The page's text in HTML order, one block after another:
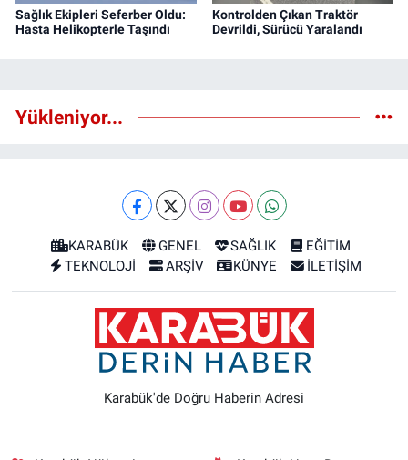
Sağlık Ekipleri Seferber Oldu:
Hasta Helikopterle Taşındı
Kontrolden Çıkan Traktör
Devrildi, Sürücü Yaralandı
Yükleniyor...
KARABÜK GENEL SAĞLIK
EĞİTİM
TEKNOLOJİ
ARŞİV KÜNYE İLETİŞİM
Karabük'de Doğru Haberin Adresi